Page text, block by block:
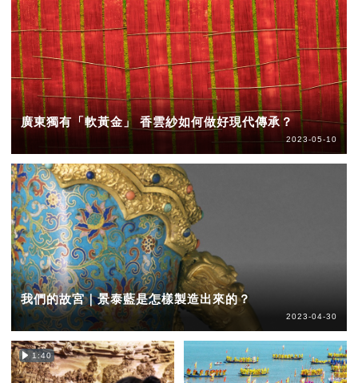
廣東獨有「軟黃金」 香雲紗如何做好現代傳承？
2023-05-10
我們的故宮｜景泰藍是怎樣製造出來的？
2023-04-30
1:40